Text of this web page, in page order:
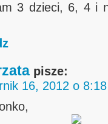
3 dzieci, 6, 4 i
pisze:
16, 2012 o